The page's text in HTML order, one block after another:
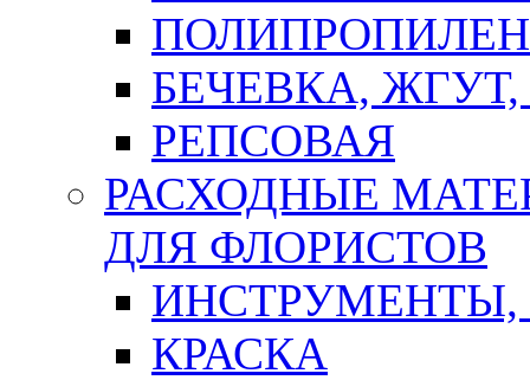
БЕЧЕВКА,
РЕПСОВАЯ
РАСХОДНЫЕ
ДЛЯ ФЛОРИСТОВ
ИНСТРУМЕНТЫ,
КРАСКА